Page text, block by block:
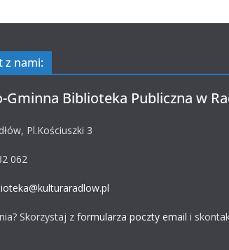
z nami:
Gminna Biblioteka Publiczna w
Pl.Kościuszki 3
062
Skorzystaj z formularza poczty email i